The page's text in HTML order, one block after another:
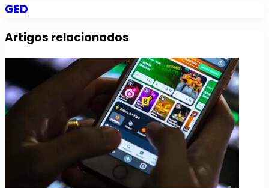
GED
Artigos relacionados